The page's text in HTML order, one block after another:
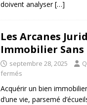
doivent analyser[…]
Les Arcanes
Immobilier Sans
septembre 28, 2025
fermés
Acquérir un bien
d’une vie, parsemé